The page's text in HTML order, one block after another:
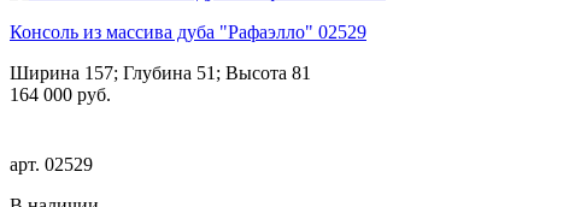
Консоль из массива дуба "Рафаэлло" 02529
Ширина 157; Глубина 51; Высота 81
164 000 руб.
арт. 02529